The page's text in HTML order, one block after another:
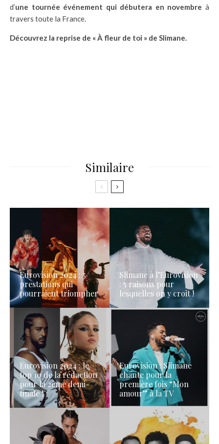
d’une tournée événement qui débutera en novembre à
travers toute la France.
Découvrez la reprise de « À fleur de toi » de Slimane.
Similaire
Eurovision 2024 : 5
prestations qui
pourraient triompher
Slimane à l’Eurovision
: 5 raisons pour
lesquelles on y croit !
Eurovision 2024 : le
top 10 de la rédaction
pour la 2ème demi-
finale !
Eurovision : Slimane
chante pour la
première fois “Mon
amour” à la TV